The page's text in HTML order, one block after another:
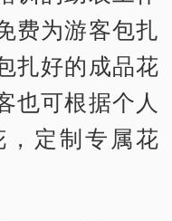
费为游客包扎
扎好的成品花
也可根据个人
定制专属花